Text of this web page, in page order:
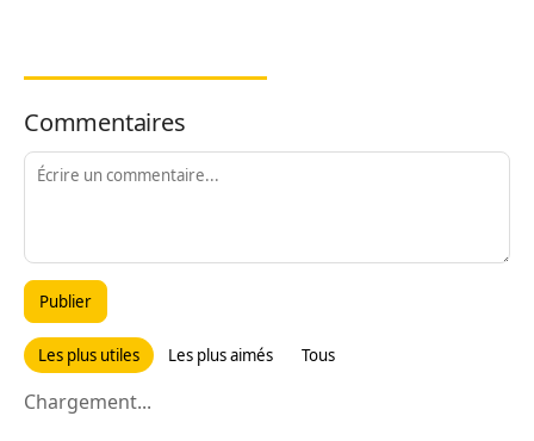
Commentaires
Publier
Les plus utiles Les plus aimés Tous
Chargement...